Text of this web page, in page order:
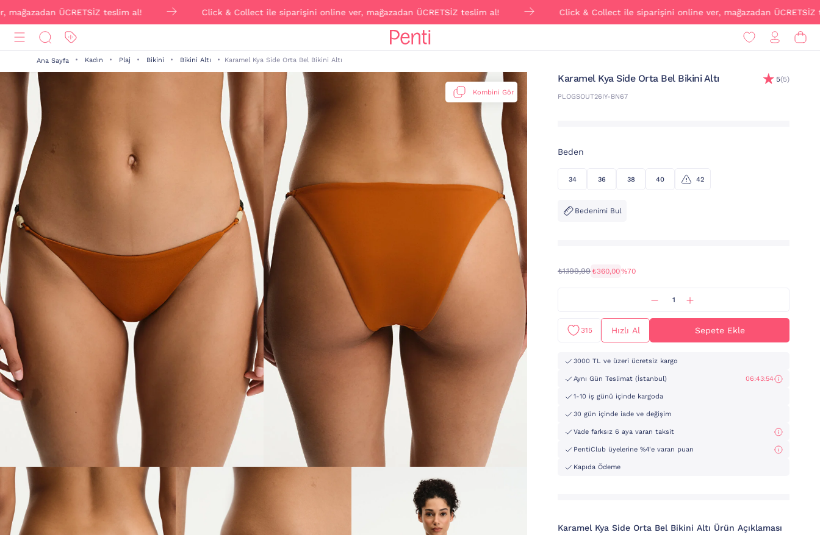
ÜCRETSİZ teslim al! Click & Collect ile siparişini online ver, mağazadan ÜCRETSİZ teslim al! Click & Collect ile siparişini online ver, mağazadan ÜCRETSİZ teslim al!
Ana Sayfa Kadın Plaj Bikini Bikini Altı Karamel Kya Side Orta Bel Bikini Altı
Kombini Gör
Karamel Kya Side Orta Bel Bikini Altı
PLOGSOUT26IY-BN67
5(5)
Beden
34 36 38 40 42
Bedenimi Bul
₺1.199,99 ₺360,00%70
315 Hızlı Al Sepete Ekle
3000 TL ve üzeri ücretsiz kargo
Aynı Gün Teslimat (İstanbul) 06:43:52
1-10 iş günü içinde kargoda
30 gün içinde iade ve değişim
Vade farksız 6 aya varan taksit
PentiClub üyelerine %4'e varan puan
Kapıda Ödeme
Karamel Kya Side Orta Bel Bikini Altı Ürün Açıklaması